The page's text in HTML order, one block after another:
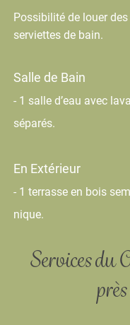
Possibilité de louer
serviettes de bain.
Salle de Bain
- 1 salle d’eau avec
séparés.
En Extérieur
- 1 terrasse en bois
nique.
Services du
près